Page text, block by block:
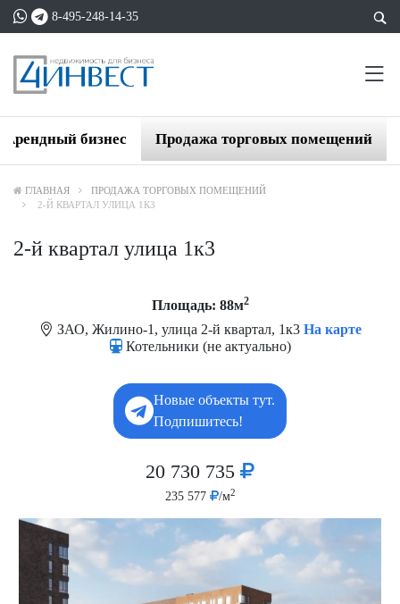
8-495-248-14-35
Арендный бизнес Продажа торговых помещений
ГЛАВНАЯ
ПРОДАЖА ТОРГОВЫХ ПОМЕЩЕНИЙ
2-Й КВАРТАЛ УЛИЦА 1К3
2-й квартал улица 1к3
Площадь: 88м2
ЗАО, Жилино-1, улица 2-й квартал, 1к3 На карте
Котельники (не актуально)
Новые объекты тут.
Подпишитесь!
20 730 735
235 577 /м2